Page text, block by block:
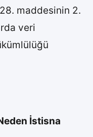
maddesinin 2.
veri
İstisna